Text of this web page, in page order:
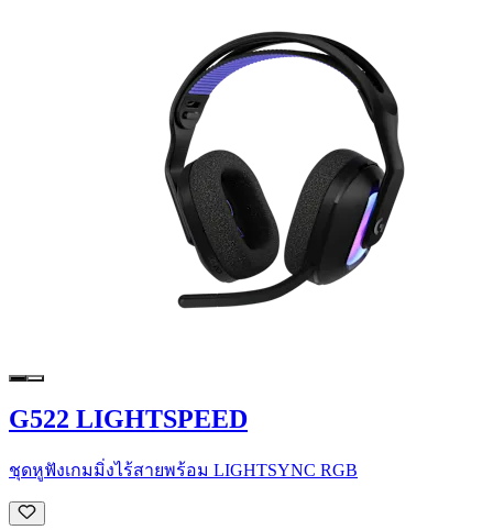
G522 LIGHTSPEED
ชุดหูฟังเกมมิ่งไร้สายพร้อม LIGHTSYNC RGB